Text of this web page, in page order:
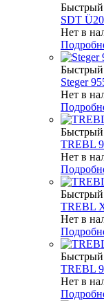
SDT
Нет в
Steger
Нет в
TREBL
Нет в
TREBL
Нет в
TREBL
Нет в